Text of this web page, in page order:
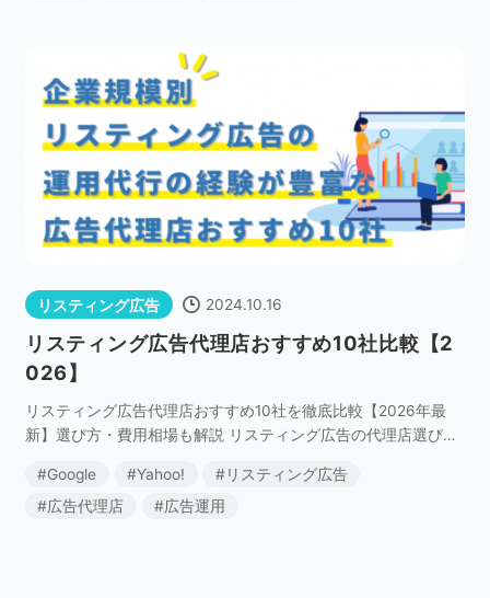
リスティング広告 2024.10.16
リスティング広告代理店おすすめ10社比較【2
026】
リスティング広告代理店おすすめ10社を徹底比較【2026年最
新】選び方・費用相場も解説 リスティング広告の代理店選びで
状況と照らし合わせることが重要です。 本記事 […]
Google Yahoo!
リスティング広告
広告代理店
広告運用